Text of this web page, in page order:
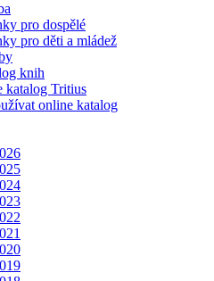
pro dospělé
pro děti a mládež
knih
katalog Tritius
online katalog